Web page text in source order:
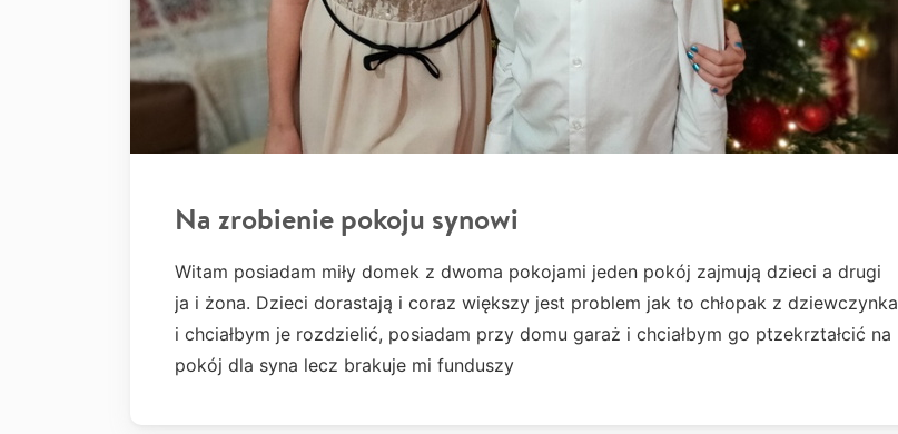
Na zrobienie pokoju synowi
Witam posiadam miły domek z dwoma pokojami jeden pokój zajmują dzieci a drugi
ja i żona. Dzieci dorastają i coraz większy jest problem jak to chłopak z dziewczynka
i chciałbym je rozdzielić, posiadam przy domu garaż i chciałbym go ptzekrztałcić na
pokój dla syna lecz brakuje mi funduszy